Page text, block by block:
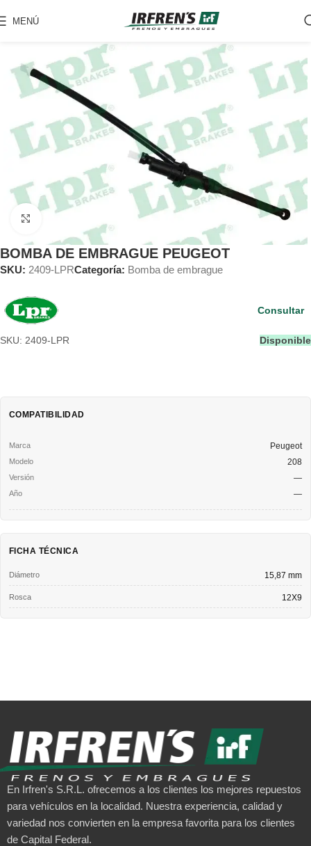
MENÚ
BOMBA DE EMBRAGUE PEUGEOT
SKU: 2409-LPRCategoría: Bomba de embrague
SKU: 2409-LPR Disponible
Consultar
COMPATIBILIDAD
Peugeot
208
—
—
FICHA TÉCNICA
Diámetro 15,87 mm
Rosca 12X9
En Irfren's S.R.L. ofrecemos a los clientes los mejores repuestos
para vehículos en la localidad. Nuestra experiencia, calidad y
variedad nos convierten en la empresa favorita para los clientes
de Capital Federal.